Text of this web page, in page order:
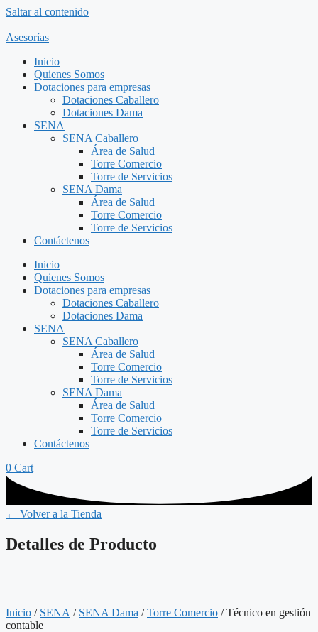
Saltar al contenido
Asesorías
Inicio
Quienes Somos
Dotaciones para empresas
Dotaciones Caballero
Dotaciones Dama
SENA
SENA Caballero
Área de Salud
Torre Comercio
Torre de Servicios
SENA Dama
Área de Salud
Torre Comercio
Torre de Servicios
Contáctenos
Inicio
Quienes Somos
Dotaciones para empresas
Dotaciones Caballero
Dotaciones Dama
SENA
SENA Caballero
Área de Salud
Torre Comercio
Torre de Servicios
SENA Dama
Área de Salud
Torre Comercio
Torre de Servicios
Contáctenos
0 Cart
← Volver a la Tienda
Detalles de Producto
Inicio / SENA / SENA Dama /Torre Comercio / Técnico en gestión
contable